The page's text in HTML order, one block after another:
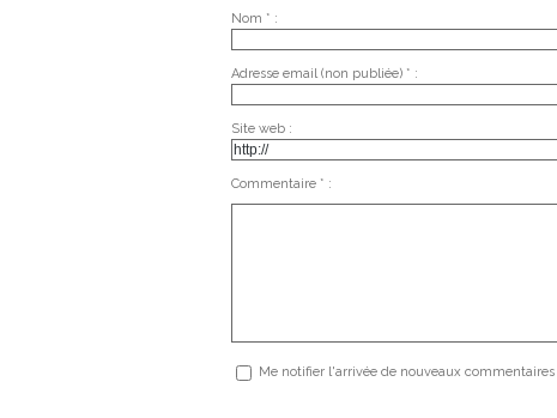
Nom * :
Adresse email (non publiée) * :
Site web :
Commentaire * :
Me notifier l'arrivée de nouveaux commentaires